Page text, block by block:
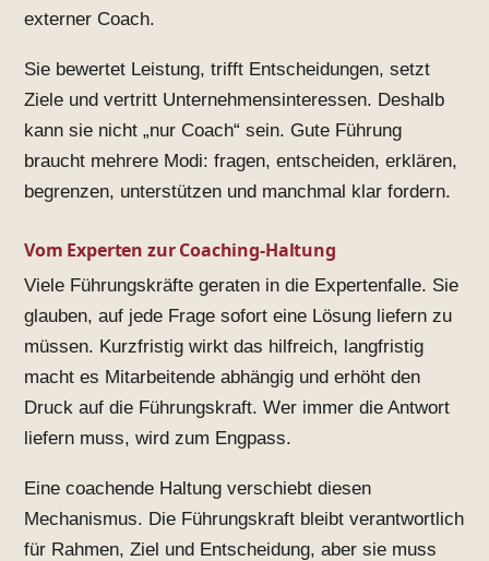
externer Coach.
Sie bewertet Leistung, trifft Entscheidungen, setzt
Ziele und vertritt Unternehmensinteressen. Deshalb
kann sie nicht „nur Coach“ sein. Gute Führung
braucht mehrere Modi: fragen, entscheiden, erklären,
begrenzen, unterstützen und manchmal klar fordern.
Vom Experten zur Coaching-Haltung
Viele Führungskräfte geraten in die Expertenfalle. Sie
glauben, auf jede Frage sofort eine Lösung liefern zu
müssen. Kurzfristig wirkt das hilfreich, langfristig
macht es Mitarbeitende abhängig und erhöht den
Druck auf die Führungskraft. Wer immer die Antwort
liefern muss, wird zum Engpass.
Eine coachende Haltung verschiebt diesen
Mechanismus. Die Führungskraft bleibt verantwortlich
für Rahmen, Ziel und Entscheidung, aber sie muss